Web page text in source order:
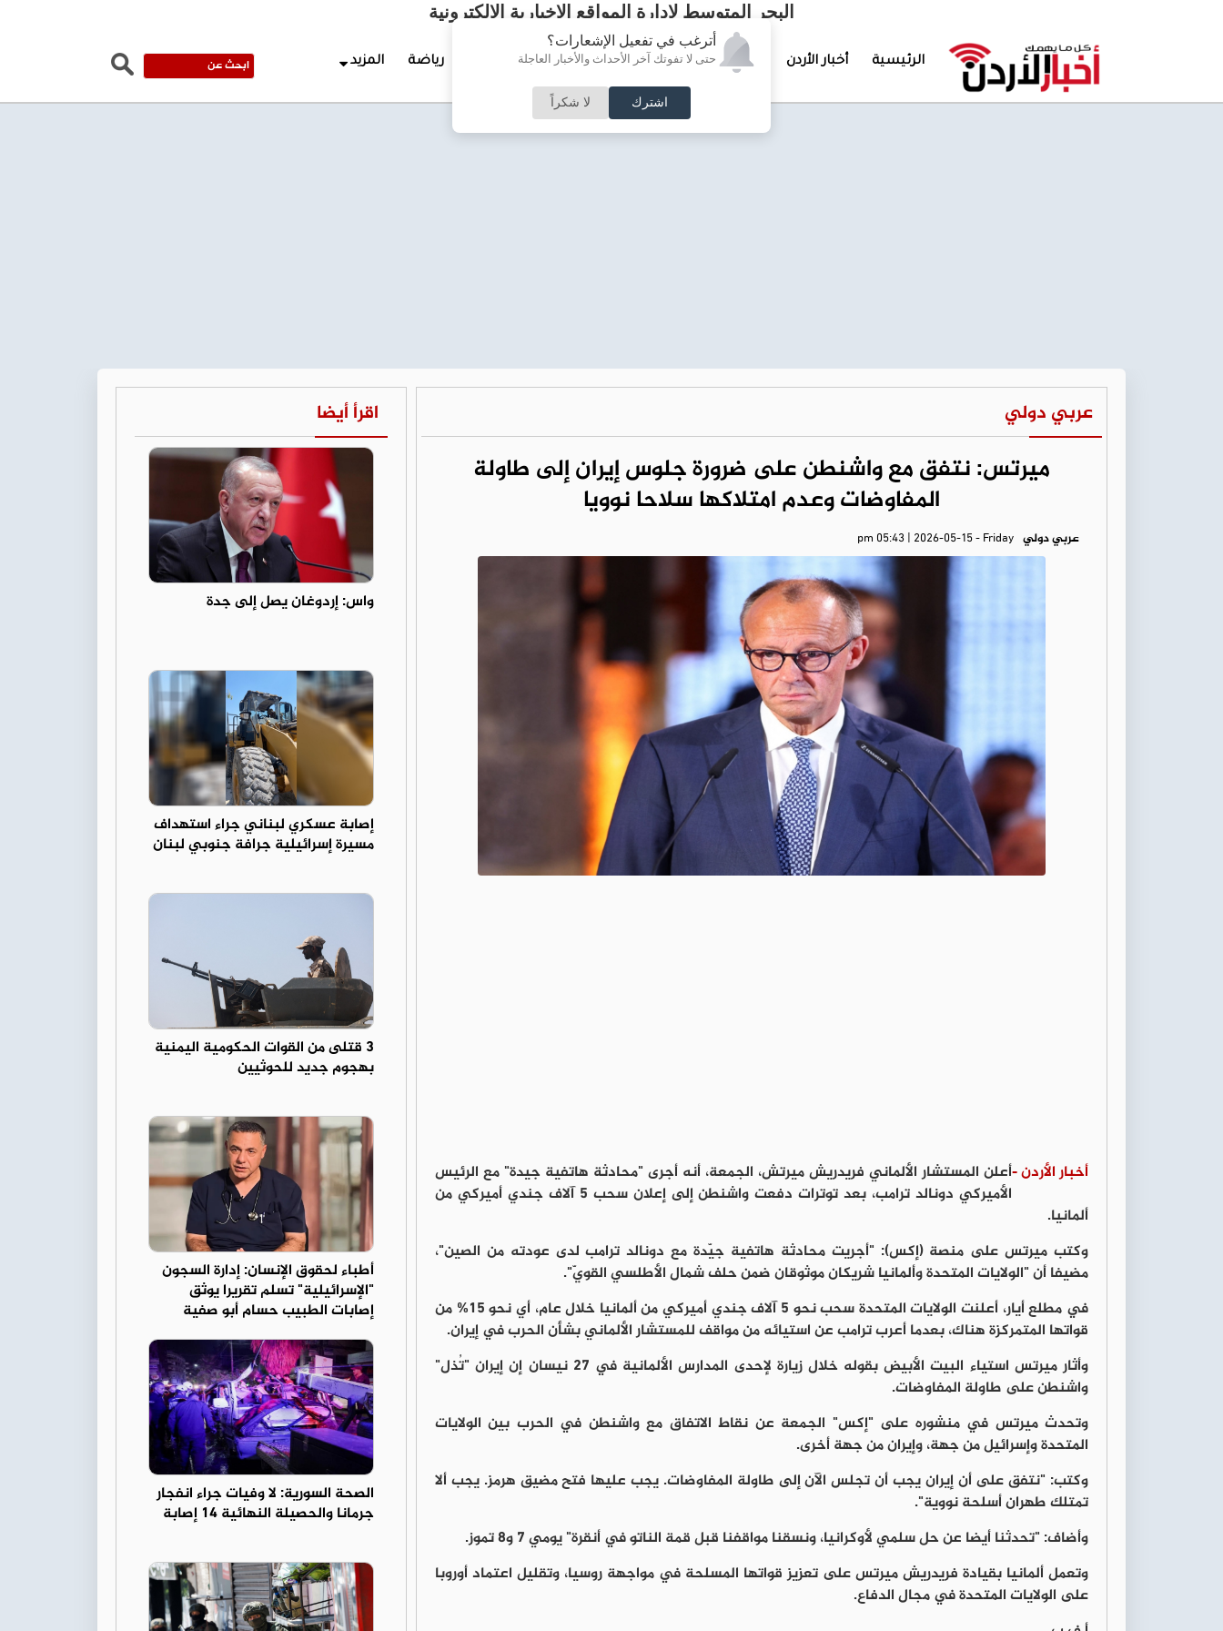
أترغب في تفعيل الإشعارات؟
حتى لا تفوتك آخر الأحداث والأخبار العاجلة
اشترك لا شكراً
البحر المتوسط لإدارة المواقع الإخبارية الالكترونية
الرئيسية أخبار الأردن تغطيات خاصة لقاء الأسبوع جرائم وحوادث رياضة المزيد
عربي دولي
ميرتس: نتفق مع واشنطن على ضرورة جلوس إيران إلى طاولة
المفاوضات وعدم امتلاكها سلاحا نوويا
عربي دولي pm 05:43 | 2026-05-15 - Friday
أخبار الأردن -أعلن المستشار الألماني فريدريش ميرتش، الجمعة، أنه أجرى "محادثة هاتفية جيدة" مع الرئيس
الأميركي دونالد ترامب، بعد توترات دفعت واشنطن إلى إعلان سحب 5 آلاف جندي أميركي من
ألمانيا.
وكتب ميرتس على منصة (إكس): "أجريت محادثة هاتفية جيّدة مع دونالد ترامب لدى عودته من الصين"،
مضيفا أن "الولايات المتحدة وألمانيا شريكان موثوقان ضمن حلف شمال الأطلسي القويّ".
في مطلع أيار، أعلنت الولايات المتحدة سحب نحو 5 آلاف جندي أميركي من ألمانيا خلال عام، أي نحو 15% من
قواتها المتمركزة هناك، بعدما أعرب ترامب عن استيائه من مواقف للمستشار الألماني بشأن الحرب في إيران.
وأثار ميرتس استياء البيت الأبيض بقوله خلال زيارة لإحدى المدارس الألمانية في 27 نيسان إن إيران "تُذل"
واشنطن على طاولة المفاوضات.
وتحدث ميرتس في منشوره على "إكس" الجمعة عن نقاط الاتفاق مع واشنطن في الحرب بين الولايات
المتحدة وإسرائيل من جهة، وإيران من جهة أخرى.
وكتب: "نتفق على أن إيران يجب أن تجلس الآن إلى طاولة المفاوضات. يجب عليها فتح مضيق هرمز. يجب ألا
تمتلك طهران أسلحة نووية".
وأضاف: "تحدثنا أيضا عن حل سلمي لأوكرانيا، ونسقنا مواقفنا قبل قمة الناتو في أنقرة" يومي 7 و8 تموز.
وتعمل ألمانيا بقيادة فريدريش ميرتس على تعزيز قواتها المسلحة في مواجهة روسيا، وتقليل اعتماد أوروبا
على الولايات المتحدة في مجال الدفاع.
اقرأ أيضا
واس: إردوغان يصل إلى جدة
إصابة عسكري لبناني جراء استهداف
مسيرة إسرائيلية جرافة جنوبي لبنان
3 قتلى من القوات الحكومية اليمنية
بهجوم جديد للحوثيين
أطباء لحقوق الإنسان: إدارة السجون
"الإسرائيلية" تسلم تقريرا يوثق
إصابات الطبيب حسام أبو صفية
الصحة السورية: لا وفيات جراء انفجار
جرمانا والحصيلة النهائية 14 إصابة